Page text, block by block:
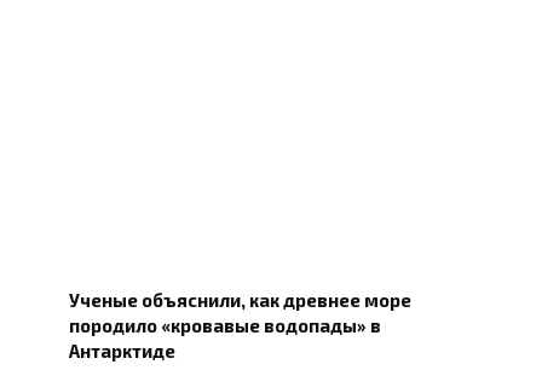
Ученые объяснили, как древнее море
породило «кровавые водопады» в
Антарктиде